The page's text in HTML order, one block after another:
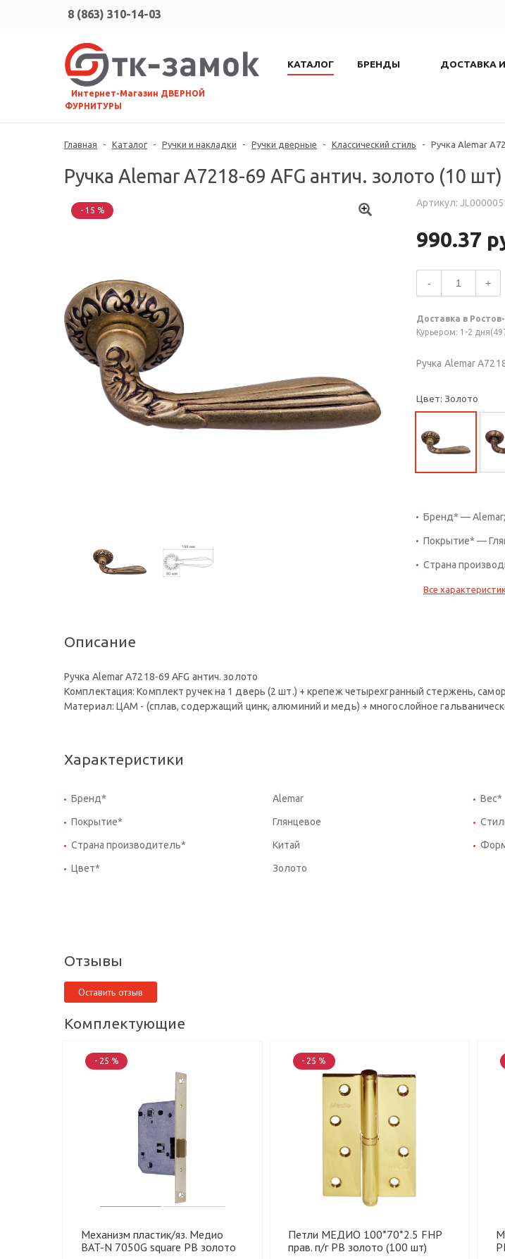
8 (863) 310-14-03
⠀Интернет-Магазин ДВЕРНОЙ
ФУРНИТУРЫ
КАТАЛОГ БРЕНДЫ ДОСТАВКА
Главная - Каталог - Ручки и накладки - Ручки дверные - Классический стиль - Ручка Alemar
Ручка Alemar A7218-69 AFG антич. золото (10 шт)
- 15 %
Артикул:
990.37
- +
Доставка в
Курьером: 1-2
Ручка Alemar
Цвет: Золото
Бренд* — Alemar;
Покрытие* —
Страна
Все
Описание
Ручка Alemar A7218-69 AFG антич. золото
Комплектация: Комплект ручек на 1 дверь (2 шт.) + крепеж четырехгранный стержень,
Материал: ЦАМ - (сплав, содержащий цинк, алюминий и медь) + многослойное
Характеристики
Бренд* Alemar Вес*
Покрытие* Глянцевое
Страна производитель* Китай
Цвет* Золото
Отзывы
Оставить отзыв
Комплектующие
- 25 %
Механизм пластик/яз. Медио
BAT-N 7050G square PB золото
- 25 %
Петли МЕДИО 100*70*2.5 FHP
прав. п/г PB золото (100 шт)